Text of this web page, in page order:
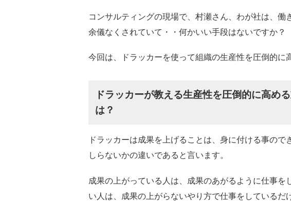
コンサルティングの現場で、村瀬さん、わが社は、
余儀なくされていて・・何かいい手段はないですか？
今回は、ドラッカーを使って組織の生産性を圧倒的に
ドラッカーが教える生産性を圧倒的に高め
は？
ドラッカーは成果を上げることは、身に付ける事の
しらないかの違いであると言います。
成果の上がっている人は、成果のあがるように仕事を
い人は、成果の上がらないやり方で仕事をしているだ